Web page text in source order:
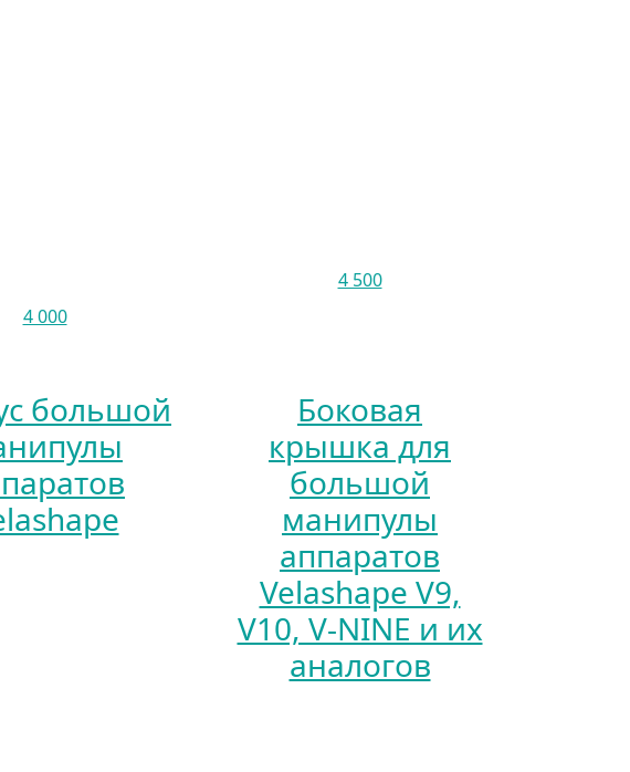
4 000
4 500
большой
Боковая
крышка для
большой
манипулы
аппаратов
Velashape V9,
V10, V-NINE и их
аналогов